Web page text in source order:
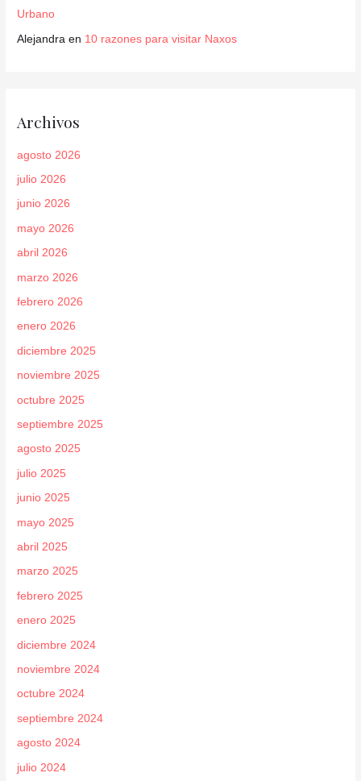
Urbano
Alejandra en 10 razones para visitar Naxos
Archivos
agosto 2026
julio 2026
junio 2026
mayo 2026
abril 2026
marzo 2026
febrero 2026
enero 2026
diciembre 2025
noviembre 2025
octubre 2025
septiembre 2025
agosto 2025
julio 2025
junio 2025
mayo 2025
abril 2025
marzo 2025
febrero 2025
enero 2025
diciembre 2024
noviembre 2024
octubre 2024
septiembre 2024
agosto 2024
julio 2024